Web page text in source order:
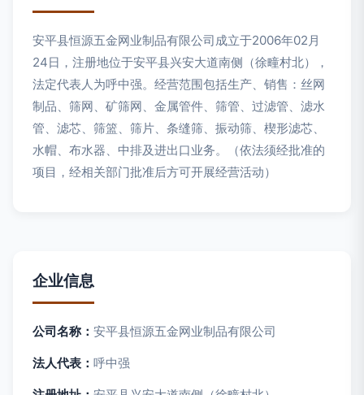
安平县恒源五金网业制品有限公司成立于2006年02月
24日，注册地位于安平县兴安大道南侧（徐疃村北），
法定代表人为呼中强。经营范围包括生产、销售：丝网
制品、筛网、矿筛网、金属管件、筛管、过滤管、滤水
管、滤芯、筛篮、筛片、条缝筛、振动筛、楔形滤芯、
水帽、布水器、中排及进出口业务。（依法须经批准的
项目，经相关部门批准后方可开展经营活动）
企业信息
公司名称： 安平县恒源五金网业制品有限公司
法人代表： 呼中强